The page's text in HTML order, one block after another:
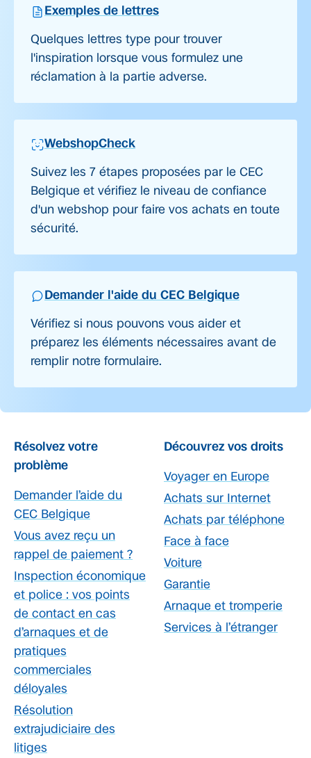
Exemples de lettres
Quelques lettres type pour trouver
l'inspiration lorsque vous formulez une
réclamation à la partie adverse.
WebshopCheck
Suivez les 7 étapes proposées par le CEC
Belgique et vérifiez le niveau de confiance
d'un webshop pour faire vos achats en toute
sécurité.
Demander l'aide du CEC Belgique
Vérifiez si nous pouvons vous aider et
préparez les éléments nécessaires avant de
remplir notre formulaire.
Résolvez votre
problème
Demander l’aide du
CEC Belgique
Vous avez reçu un
rappel de paiement ?
Inspection économique
et police : vos points
de contact en cas
d’arnaques et de
pratiques
commerciales
déloyales
Résolution
extrajudiciaire des
litiges
Découvrez vos droits
Voyager en Europe
Achats sur Internet
Achats par téléphone
Face à face
Voiture
Garantie
Arnaque et tromperie
Services à l’étranger